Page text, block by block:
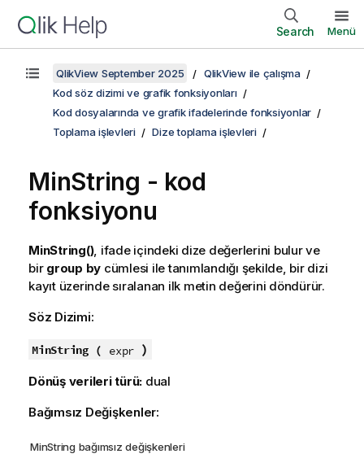
Search Menü
QlikView September 2025
QlikView ile çalışma
Kod söz dizimi ve grafik fonksiyonları
Kod dosyalarında ve grafik ifadelerinde fonksiyonlar
Toplama işlevleri
Dize toplama işlevleri
MinString - kod
fonksiyonu
MinString(), ifade içindeki dize değerlerini bulur ve
bir group by cümlesi ile tanımlandığı şekilde, bir dizi
kayıt üzerinde sıralanan ilk metin değerini döndürür.
Söz Dizimi:
MinString ( expr )
Dönüş verileri türü: dual
Bağımsız Değişkenler:
MinString bağımsız değişkenleri